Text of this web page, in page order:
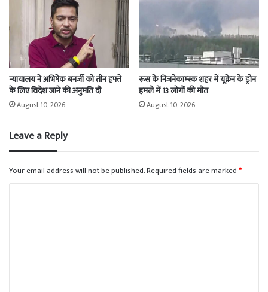
न्यायालय ने अभिषेक बनर्जी को तीन हफ्ते
के लिए विदेश जाने की अनुमति दी
August 10, 2026
रूस के निजनेकाम्स्क शहर में यूक्रेन के ड्रोन
हमले में 13 लोगों की मौत
August 10, 2026
Leave a Reply
Your email address will not be published.Required fields are marked*